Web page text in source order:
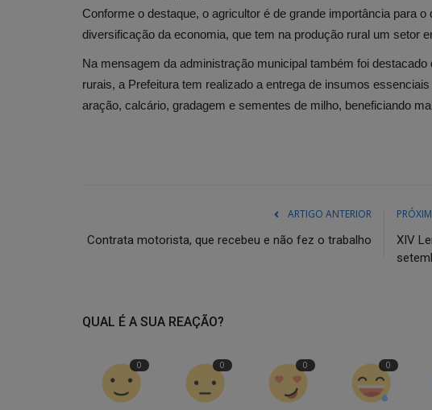
Conforme o destaque, o agricultor é de grande importância para
diversificação da economia, que tem na produção rural um setor
Na mensagem da administração municipal também foi
rurais, a Prefeitura tem realizado a entrega de insumos
aração, calcário, gradagem e sementes de milho, beneficiando
ARTIGO ANTERIOR
Contrata motorista, que recebeu e não fez o trabalho
XIV
QUAL É A SUA REAÇÃO?
0 0 0 0